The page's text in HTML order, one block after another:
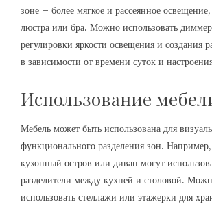
зоне – более мягкое и рассеянное
люстра или бра. Можно использовать
регулировки яркости освещения и создания
в зависимости от времени суток и
Использование
Мебель может быть использована для
функционального разделения зон. Например,
кухонный остров или диван могут
разделители между кухней и столовой.
использовать стеллажи или этажерки для